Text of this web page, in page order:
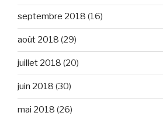
septembre 2018 (16)
août 2018 (29)
juillet 2018 (20)
juin 2018 (30)
mai 2018 (26)